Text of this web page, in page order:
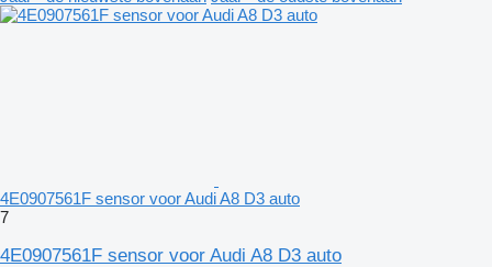
4E0907561F sensor voor Audi A8 D3 auto
7
4E0907561F sensor voor Audi A8 D3 auto